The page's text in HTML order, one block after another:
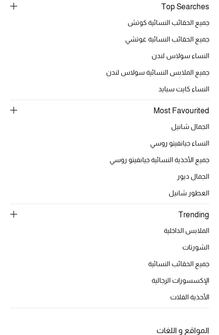
Top Searches
جميع الحقائب النسائية كوتش
جميع الحقائب النسائية غوتشي
النساء سولاس لندن
جميع الملابس النسائية سولاس لندن
النساء كايت سبايد
Most Favourited
الجمال شانيل
النساء جيانفيتو روسي
جميع الأحذية النسائية جيانفيتو روسي
الجمال ديور
العطور شانيل
Trending
الملابس الداخلية
الشورتات
جميع الحقائب النسائية
الإكسسورات الرجالية
الأحذية الفلات
المواقع و اللغات